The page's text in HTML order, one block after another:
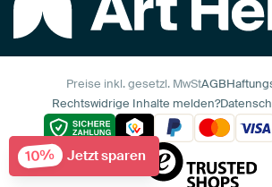
Preise inkl. gesetzl. MwStAGB
Rechtswidrige Inhalte melden?
10% Jetzt sparen